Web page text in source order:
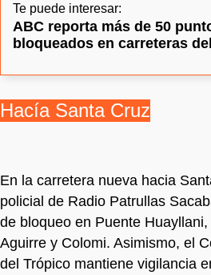
Te puede interesar:
ABC reporta más de 50
bloqueados en carreteras
Hacía Santa Cruz
En la carretera nueva hacia
policial de Radio Patrullas
de bloqueo en Puente
Aguirre y Colomi. Asimismo, el
del Trópico mantiene vigilancia